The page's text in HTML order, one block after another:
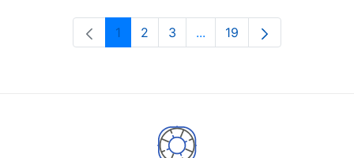
Orrialdea
1 Orrialdea
2 Orrialdea
3 ...Intermediate Pages Use
Orrialdea
19